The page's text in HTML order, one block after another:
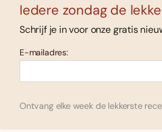
Iedere zondag de
Schrijf je in voor onze gratis
E-mailadres:
Ontvang elke week de lekkerste